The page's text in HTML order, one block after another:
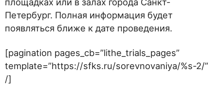
Петербург. Полная информация будет
появляться ближе к дате проведения.
[pagination pages_cb=”lithe_trials_pages”
template=”https://sfks.ru/sorevnovaniya/%s-2/”
/]